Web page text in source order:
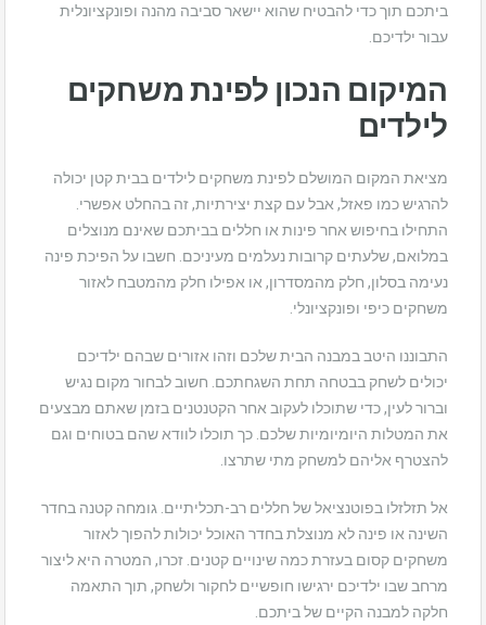
ביתכם תוך כדי להבטיח שהוא יישאר סביבה מהנה ופונקציונלית
עבור ילדיכם.
המיקום הנכון לפינת משחקים
לילדים
מציאת המקום המושלם לפינת משחקים לילדים בבית קטן יכולה
להרגיש כמו פאזל, אבל עם קצת יצירתיות, זה בהחלט אפשרי.
התחילו בחיפוש אחר פינות או חללים בביתכם שאינם מנוצלים
במלואם, שלעתים קרובות נעלמים מעיניכם. חשבו על הפיכת פינה
נעימה בסלון, חלק מהמסדרון, או אפילו חלק מהמטבח לאזור
משחקים כיפי ופונקציונלי.
התבוננו היטב במבנה הבית שלכם וזהו אזורים שבהם ילדיכם
יכולים לשחק בבטחה תחת השגחתכם. חשוב לבחור מקום נגיש
וברור לעין, כדי שתוכלו לעקוב אחר הקטנטנים בזמן שאתם מבצעים
את המטלות היומיומיות שלכם. כך תוכלו לוודא שהם בטוחים וגם
להצטרף אליהם למשחק מתי שתרצו.
אל תזלזלו בפוטנציאל של חללים רב-תכליתיים. גומחה קטנה בחדר
השינה או פינה לא מנוצלת בחדר האוכל יכולות להפוך לאזור
משחקים קסום בעזרת כמה שינויים קטנים. זכרו, המטרה היא ליצור
מרחב שבו ילדיכם ירגישו חופשיים לחקור ולשחק, תוך התאמה
חלקה למבנה הקיים של ביתכם.